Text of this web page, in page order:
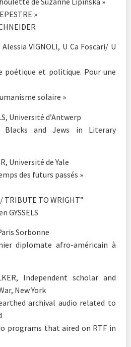
»
Alessia VIGNOLI, U Ca Foscari/ U
poétique et politique. Pour une
solaire »
Université d’Antwerp
and Jews in Literary
Université de Yale
des futurs passés »
TRIBUTE TO WRIGHT”
GYSSELS
Sorbonne
diplomate afro-américain à
Independent scholar and
New York
archival audio related to
programs that aired on RTF in